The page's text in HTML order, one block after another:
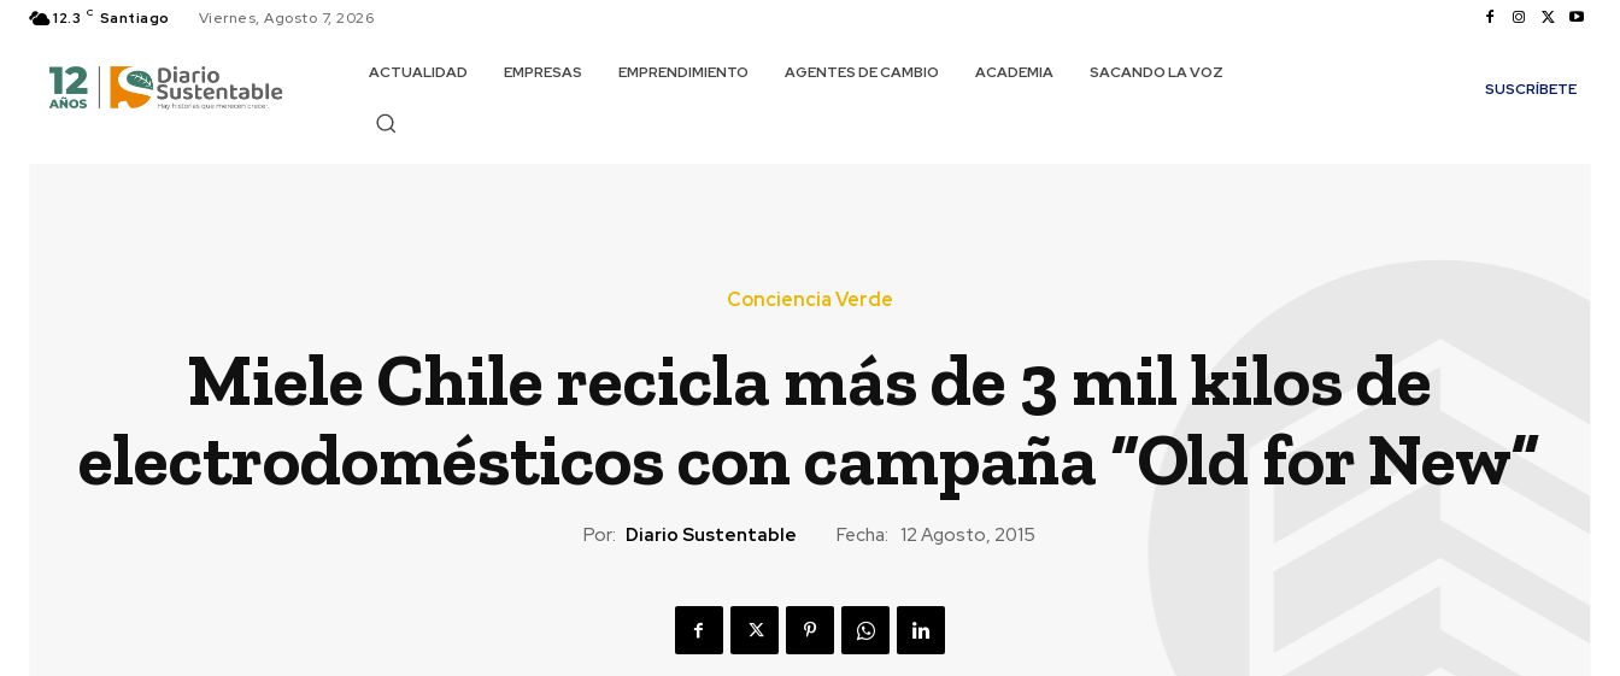
12.3 C Santiago Viernes, Agosto 7, 2026
ACTUALIDAD EMPRESAS EMPRENDIMIENTO AGENTES DE CAMBIO ACADEMIA
SACANDO LA VOZ
SUSCRÍBETE
Conciencia Verde
Miele Chile recicla más de 3 mil kilos de
electrodomésticos con campaña “Old for New”
Por: Diario Sustentable Fecha: 12 Agosto, 2015